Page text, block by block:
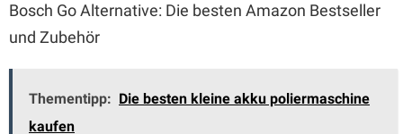
Bosch Go Alternative: Die besten Amazon Bestseller
und Zubehör
Thementipp: Die besten kleine akku poliermaschine
kaufen